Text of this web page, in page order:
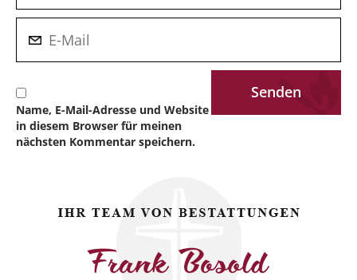
Name, E-Mail-Adresse und Website
in diesem Browser für meinen
nächsten Kommentar speichern.